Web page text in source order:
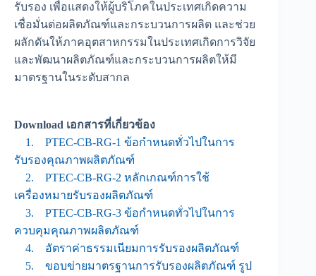
รับรอง เพื่อแสดงให้ผู้บริโภคในประเทศเกิดความ
เชื่อมั่นต่อผลิตภัณฑ์และกระบวนการผลิต และช่วย
ผลักดันให้ภาคอุตสาหกรรมในประเทศเกิดการวิจัย
และพัฒนาผลิตภัณฑ์และกระบวนการผลิตให้มี
มาตรฐานในระดับสากล
Download เอกสารที่เกี่ยวข้อง
1. PTEC-CB-RG-1 ข้อกำหนดทั่วไปในการ
รับรองคุณภาพผลิตภัณฑ์
2. PTEC-CB-RG-2 หลักเกณฑ์การใช้
เครื่องหมายรับรองผลิตภัณฑ์
3. PTEC-CB-RG-3 ข้อกำหนดทั่วไปในการ
ควบคุมคุณภาพผลิตภัณฑ์
4. อัตราค่าธรรมเนียมการรับรองผลิตภัณฑ์
5. ขอบข่ายมาตรฐานการรับรองผลิตภัณฑ์ รูป